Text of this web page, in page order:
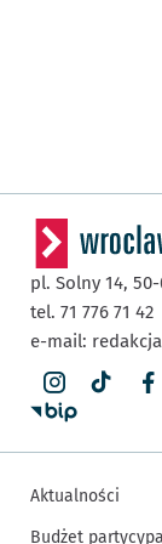
pl. Solny 14,
tel. 71 776 71 42
e-mail:
Aktualności
Budżet